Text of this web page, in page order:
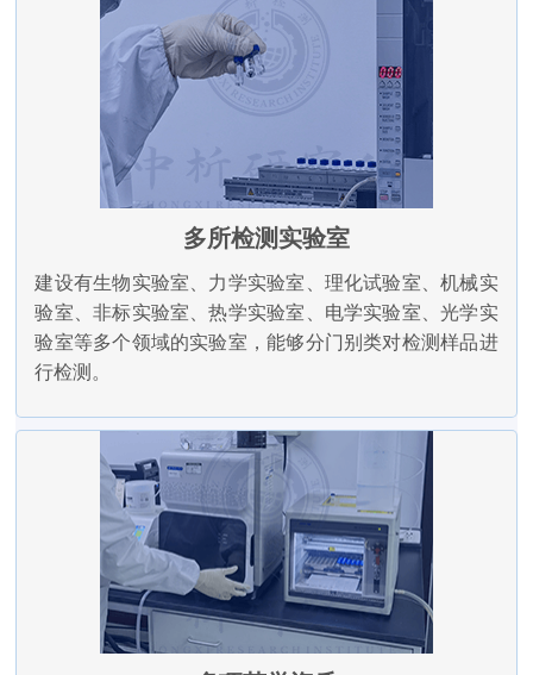
多所检测实验室
建设有生物实验室、力学实验室、理化试验室、机械实
验室、非标实验室、热学实验室、电学实验室、光学实
验室等多个领域的实验室，能够分门别类对检测样品进
行检测。